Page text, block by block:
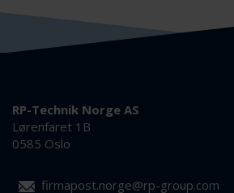
RP-Technik Norge AS
Lørenfaret 1B
0585 Oslo
firmapost.norge@rp-group.com